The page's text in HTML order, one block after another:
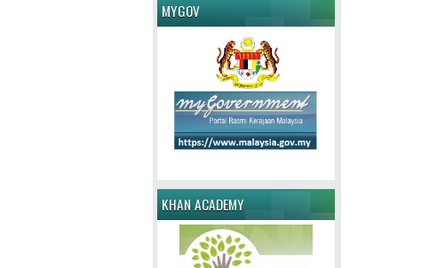
MYGOV
KHAN ACADEMY